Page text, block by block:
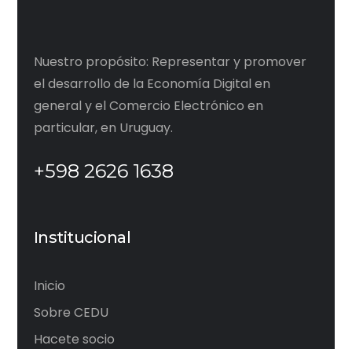
Nuestro propósito: Representar y promover
el desarrollo de la Economía Digital en
general y el Comercio Electrónico en
particular, en Uruguay.
+598 2626 1638
Institucional
Inicio
Sobre CEDU
Hacete socio